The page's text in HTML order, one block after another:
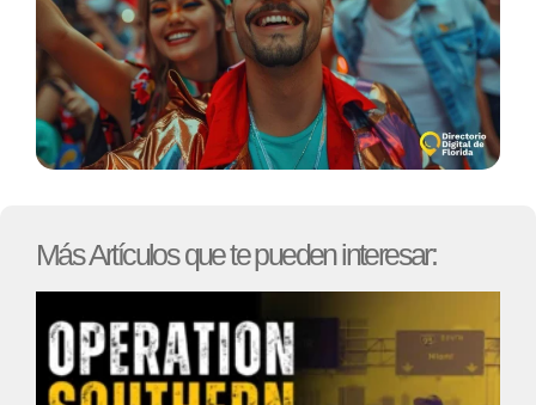
Más Artículos que te pueden interesar: